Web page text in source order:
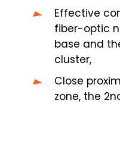
Effective
fiber-optic
base and
cluster,
Close
zone, the